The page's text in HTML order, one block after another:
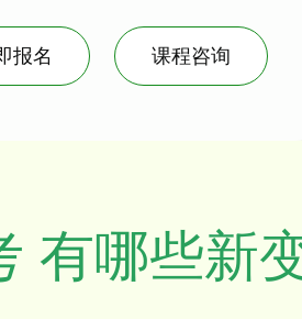
报名 课程咨询
有哪些新